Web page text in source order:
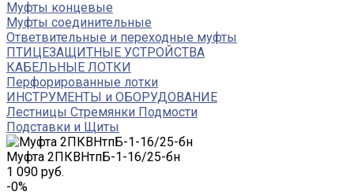
Муфты концевые
Муфты соединительные
Ответвительные и переходные муфты
ПТИЦЕЗАЩИТНЫЕ УСТРОЙСТВА
КАБЕЛЬНЫЕ ЛОТКИ
Перфорированные лотки
ИНСТРУМЕНТЫ и ОБОРУДОВАНИЕ
Лестницы Стремянки Подмости
Подставки и Щиты
Муфта 2ПКВНтпБ-1-16/25-бн
1 090 руб.
-0%